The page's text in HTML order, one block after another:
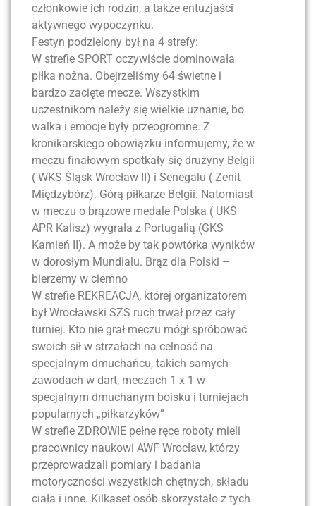
członkowie ich rodzin, a także entuzjaści
aktywnego wypoczynku.
Festyn podzielony był na 4 strefy:
W strefie SPORT oczywiście dominowała
piłka nożna. Obejrzeliśmy 64 świetne i
bardzo zacięte mecze. Wszystkim
uczestnikom należy się wielkie uznanie, bo
walka i emocje były przeogromne. Z
kronikarskiego obowiązku informujemy, że w
meczu finałowym spotkały się drużyny Belgii
( WKS Śląsk Wrocław II) i Senegalu ( Zenit
Międzybórz). Górą piłkarze Belgii. Natomiast
w meczu o brązowe medale Polska ( UKS
APR Kalisz) wygrała z Portugalią (GKS
Kamień II). A może by tak powtórka wyników
w dorosłym Mundialu. Brąz dla Polski –
bierzemy w ciemno
W strefie REKREACJA, której organizatorem
był Wrocławski SZS ruch trwał przez cały
turniej. Kto nie grał meczu mógł spróbować
swoich sił w strzałach na celność na
specjalnym dmuchańcu, takich samych
zawodach w dart, meczach 1 x 1 w
specjalnym dmuchanym boisku i turniejach
popularnych „piłkarzyków”
W strefie ZDROWIE pełne ręce roboty mieli
pracownicy naukowi AWF Wrocław, którzy
przeprowadzali pomiary i badania
motoryczności wszystkich chętnych, składu
ciała i inne. Kilkaset osób skorzystało z tych